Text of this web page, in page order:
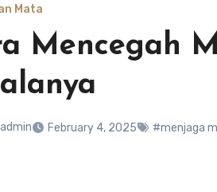
Mata
Mencegah
admin February 4, 2025 #menjaga